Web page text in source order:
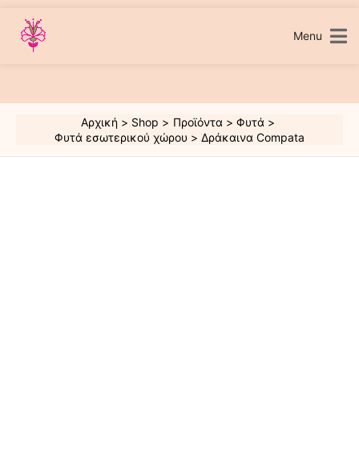
περιεχόμενο
Menu
Αρχική Shop Προϊόντα
Φυτά
Φυτά εσωτερικού χώρου
Δράκαινα Compata